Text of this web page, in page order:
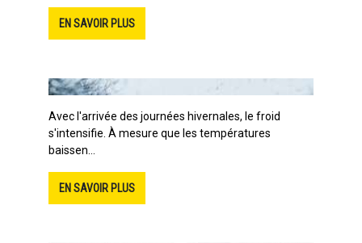
EN SAVOIR PLUS
Avec l'arrivée des journées hivernales, le froid
s'intensifie. À mesure que les températures
baissen...
EN SAVOIR PLUS